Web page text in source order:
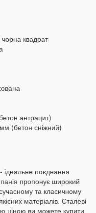
квадрат
антрацит)
(бетон сніжний)
ідеальне поєднання
пропонує широкий
та класичному
матеріалів. Сталеві
ціною ви можете купити